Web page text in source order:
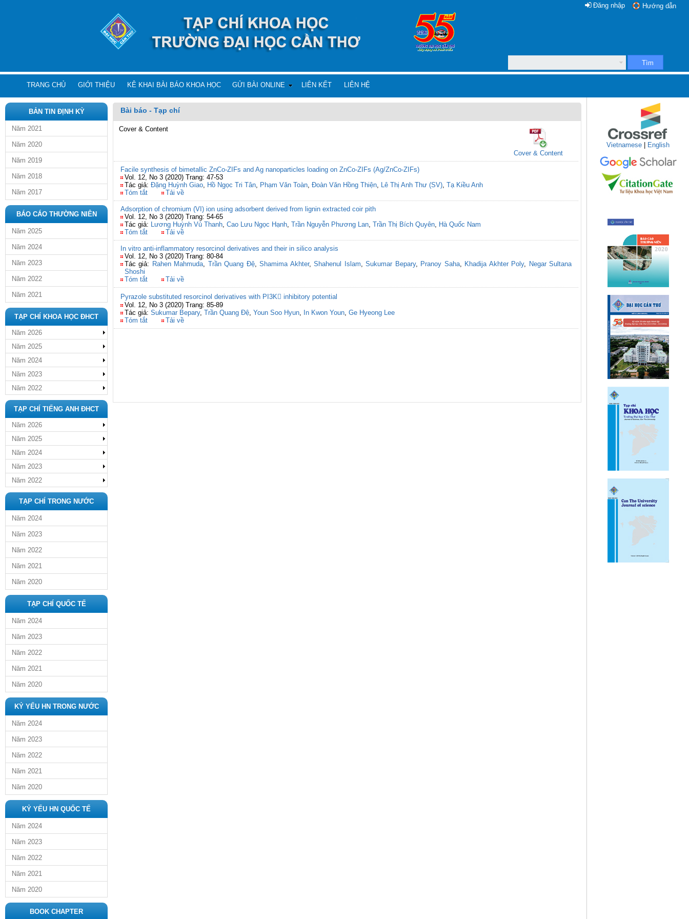
Hướng dẫn
Đăng nhập
Tìm
TRANG CHỦ GIỚI THIỆU KÊ KHAI BÀI BÁO KHOA HỌC GỬI BÀI ONLINE LIÊN KẾT LIÊN HỆ
BẢN TIN ĐỊNH KỲ
Năm 2021
Năm 2020
Năm 2019
Năm 2018
Năm 2017
BÁO CÁO THƯỜNG NIÊN
Năm 2025
Năm 2024
Năm 2023
Năm 2022
Năm 2021
TẠP CHÍ KHOA HỌC ĐHCT
Năm 2026
Năm 2025
Năm 2024
Năm 2023
Năm 2022
TẠP CHÍ TIẾNG ANH ĐHCT
Năm 2026
Năm 2025
Năm 2024
Năm 2023
Năm 2022
TẠP CHÍ TRONG NƯỚC
Năm 2024
Năm 2023
Năm 2022
Năm 2021
Năm 2020
TẠP CHÍ QUỐC TẾ
Năm 2024
Năm 2023
Năm 2022
Năm 2021
Năm 2020
KỶ YẾU HN TRONG NƯỚC
Năm 2024
Năm 2023
Năm 2022
Năm 2021
Năm 2020
KỶ YẾU HN QUỐC TẾ
Năm 2024
Năm 2023
Năm 2022
Năm 2021
Năm 2020
BOOK CHAPTER
Bài báo - Tạp chí
Cover & Content
Cover & Content
Facile synthesis of bimetallic ZnCo-ZIFs and Ag nanoparticles loading on ZnCo-ZIFs (Ag/ZnCo-ZIFs)
Vol. 12, No 3 (2020) Trang: 47-53
Tác giả: Đặng Huỳnh Giao, Hồ Ngọc Tri Tân, Phạm Văn Toàn, Đoàn Văn Hồng Thiện, Lê Thị Anh Thư (SV), Tạ Kiều Anh
Tóm tắt
Tải về
Adsorption of chromium (VI) ion using adsorbent derived from lignin extracted coir pith
Vol. 12, No 3 (2020) Trang: 54-65
Tác giả: Lương Huỳnh Vủ Thanh, Cao Lưu Ngọc Hạnh, Trần Nguyễn Phương Lan, Trần Thị Bích Quyên, Hà Quốc Nam
Tóm tắt
Tải về
In vitro anti-inflammatory resorcinol derivatives and their in silico analysis
Vol. 12, No 3 (2020) Trang: 80-84
Tác giả: Rahen Mahmuda, Trần Quang Đệ,Shamima Akhter,Shahenul Islam,Sukumar Bepary, Pranoy Saha, Khadija Akhter Poly, Negar Sultana
Shoshi
Tóm tắt
Tải về
Pyrazole substituted resorcinol derivatives with PI3K inhibitory potential
Vol. 12, No 3 (2020) Trang: 85-89
Tác giả: Sukumar Bepary, Trần Quang Đệ, Youn Soo Hyun, In Kwon Youn, Ge Hyeong Lee
Tóm tắt
Tải về
Vietnamese English